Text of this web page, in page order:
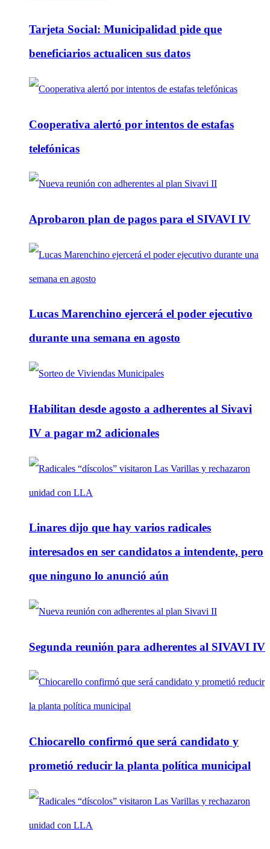
Tarjeta Social: Municipalidad pide que
beneficiarios actualicen sus datos
Cooperativa alertó por intentos de estafas
telefónicas
Aprobaron plan de pagos para el SIVAVI IV
Lucas Marenchino ejercerá el poder ejecutivo
durante una semana en agosto
Habilitan desde agosto a adherentes al Sivavi
IV a pagar m2 adicionales
Linares dijo que hay varios radicales
interesados en ser candidatos a intendente, pero
que ninguno lo anunció aún
Segunda reunión para adherentes al SIVAVI IV
Chiocarello confirmó que será candidato y
prometió reducir la planta política municipal